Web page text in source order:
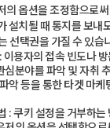
의 옵션을 조정함으로
설치될 때 통지를 보내
선택권을 가질 수 있습
이용자의 접속 빈도나
심분야를 파악 및 자취
악 등을 통한 타겟 마
: 쿠키 설정을 거부하